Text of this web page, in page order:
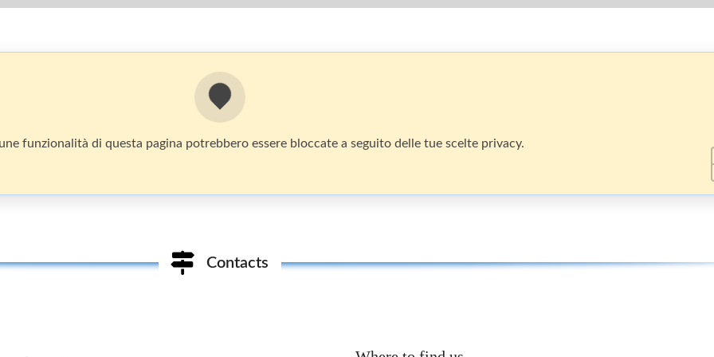
funzionalità di questa pagina potrebbero essere bloccate a seguito delle tue scelte privacy.
Contacts